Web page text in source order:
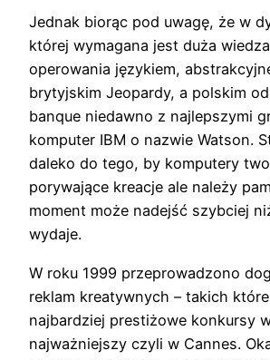
Jednak biorąc pod uwagę, że w
której wymagana jest duża
operowania językiem,
brytyjskim Jeopardy, a polskim
banque niedawno z najlepszymi
komputer IBM o nazwie Watson.
daleko do tego, by komputery
porywające kreacje ale należy
moment może nadejść szybciej
wydaje.
W roku 1999 przeprowadzono
reklam kreatywnych – takich
najbardziej prestiżowe konkursy
najważniejszy czyli w Cannes.